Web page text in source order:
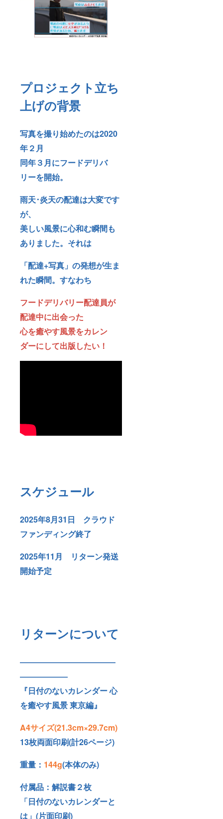
プロジェクト立ち
上げの背景
写真を撮り始めたのは2020
年２月
同年３月にフードデリバ
リーを開始。
雨天･炎天の配達は大変です
が、
美しい風景に心和む瞬間も
ありました。それは
「配達+写真」の発想が生ま
れた瞬間。すなわち
フードデリバリー配達員が
配達中に出会った
心を癒やす風景をカレン
ダーにして出版したい！
スケジュール
2025年8月31日 クラウド
ファンディング終了
2025年11月 リターン発送
開始予定
リターンについて
――――――――――――
――――――
『日付のないカレンダー 心
を癒やす風景 東京編』
A4サイズ(21.3cm×29.7cm)
13枚両面印刷(計26ページ)
重量： 144g(本体のみ)
付属品：解説書２枚
「日付のないカレンダーと
は」(片面印刷)